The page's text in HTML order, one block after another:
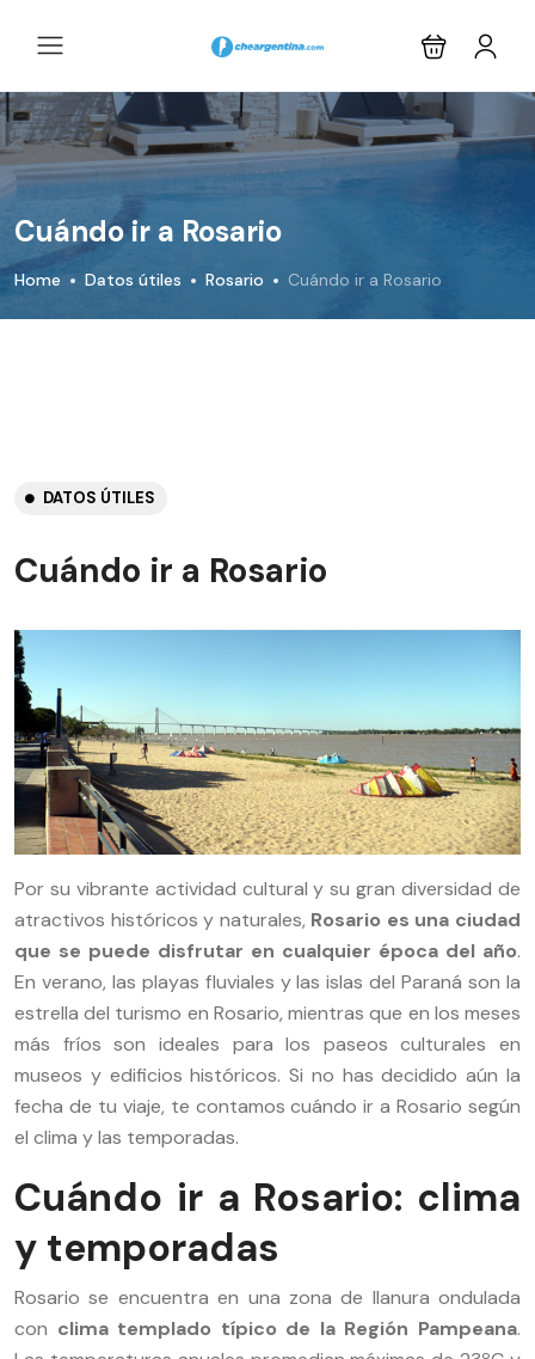
Cuándo ir a Rosario
Home Datos útiles Rosario Cuándo ir a Rosario
DATOS ÚTILES
Cuándo ir a Rosario
Por su vibrante actividad cultural y su gran diversidad de
atractivos históricos y naturales, Rosario es una ciudad
que se puede disfrutar en cualquier época del año.
En verano, las playas fluviales y las islas del Paraná son la
estrella del turismo en Rosario, mientras que en los meses
más fríos son ideales para los paseos culturales en
museos y edificios históricos. Si no has decidido aún la
fecha de tu viaje, te contamos cuándo ir a Rosario según
el clima y las temporadas.
Cuándo ir a Rosario: clima
y temporadas
Rosario se encuentra en una zona de llanura ondulada
con clima templado típico de la Región Pampeana.